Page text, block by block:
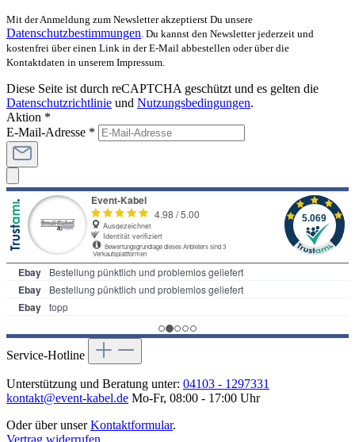
Mit der Anmeldung zum Newsletter akzeptierst Du unsere
Datenschutzbestimmungen. Du kannst den Newsletter jederzeit und
kostenfrei über einen Link in der E-Mail abbestellen oder über die
Kontaktdaten in unserem Impressum.
Diese Seite ist durch reCAPTCHA geschützt und es gelten die
Datenschutzrichtlinie und Nutzungsbedingungen.
Aktion *
E-Mail-Adresse *
Service-Hotline
Unterstützung und Beratung unter: 04103 - 1297331
kontakt@event-kabel.de Mo-Fr, 08:00 - 17:00 Uhr
Oder über unserKontaktformular.